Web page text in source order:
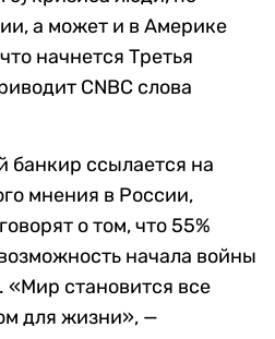
а может и в Америке
начнется Третья
CNBC слова
банкир ссылается на
мнения в России,
о том, что 55%
начала войны
становится все
для жизни», —